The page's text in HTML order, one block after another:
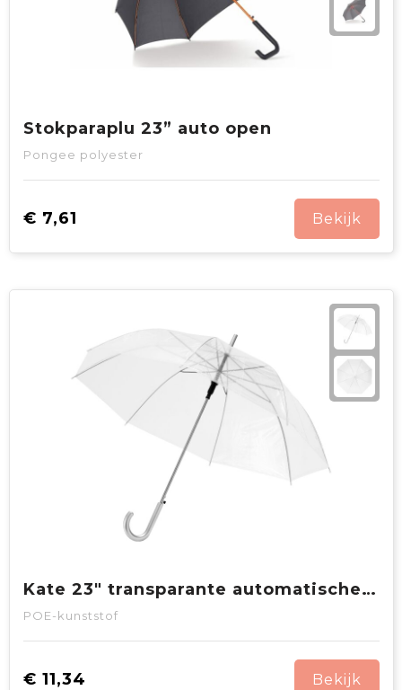
Stokparaplu 23” auto open
Pongee polyester
€ 7,61 Bekijk
Kate 23" transparante automatische paraplu
POE-kunststof
€ 11,34 Bekijk